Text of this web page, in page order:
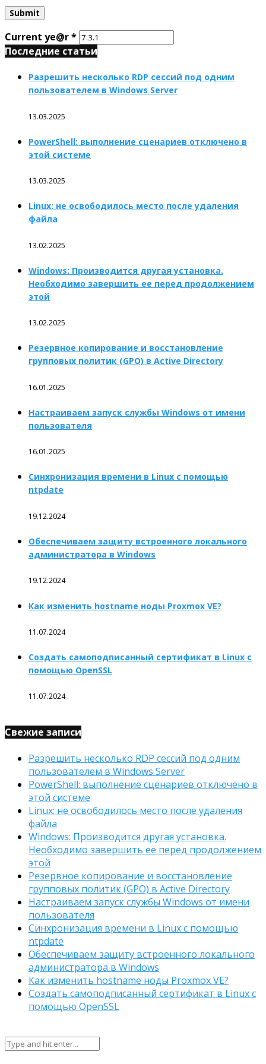
Current ye@r*
Последние статьи
Разрешить несколько RDP сессий под одним
пользователем в Windows Server
13.03.2025
PowerShell: выполнение сценариев отключено в
этой системе
13.03.2025
Linux: не освободилось место после удаления
файла
13.02.2025
Windows: Производится другая установка.
Необходимо завершить ее перед продолжением
этой
13.02.2025
Резервное копирование и восстановление
групповых политик (GPO) в Active Directory
16.01.2025
Настраиваем запуск службы Windows от имени
пользователя
16.01.2025
Синхронизация времени в Linux с помощью
ntpdate
19.12.2024
Обеспечиваем защиту встроенного локального
администратора в Windows
19.12.2024
Как изменить hostname ноды Proxmox VE?
11.07.2024
Создать самоподписанный сертификат в Linux с
помощью OpenSSL
11.07.2024
Свежие записи
Разрешить несколько RDP сессий под одним
пользователем в Windows Server
PowerShell: выполнение сценариев отключено в
этой системе
Linux: не освободилось место после удаления
файла
Windows: Производится другая установка.
Необходимо завершить ее перед продолжением
этой
Резервное копирование и восстановление
групповых политик (GPO) в Active Directory
Настраиваем запуск службы Windows от имени
пользователя
Синхронизация времени в Linux с помощью
ntpdate
Обеспечиваем защиту встроенного локального
администратора в Windows
Как изменить hostname ноды Proxmox VE?
Создать самоподписанный сертификат в Linux с
помощью OpenSSL